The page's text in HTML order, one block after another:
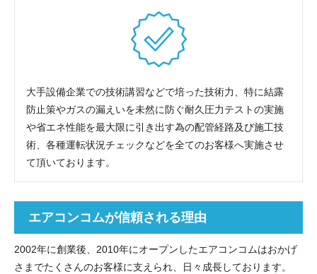
大手設備企業での技術講習などで培った技術力、特に結露
防止策やガスの漏えいを未然に防ぐ耐久圧力テストの実施
や省エネ性能を最大限に引き出す為の配管経路及び施工技
術、各種運転状況チェックなどを全てのお客様へ実施させ
て頂いております。
エアコンコムが信頼される理由
2002年に創業後、2010年にオープンしたエアコンコムはおかげ
さまでたくさんのお客様に支えられ、日々成長しております。